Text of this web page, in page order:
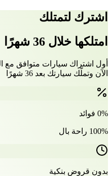
اشترك لتمتلك
امتلكها خلال 36 شهرًا
الآن وتملّك سيارتك بعد 36 شهرًا
0% فوائد
100% راحة بال
بدون قروض بنكية